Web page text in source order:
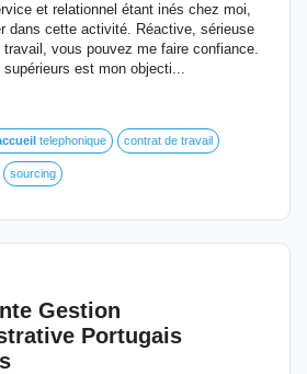
et relationnel étant inés chez moi,
dans cette activité. Réactive, sérieuse
vous pouvez me faire confiance.
est mon objecti...
telephonique contrat de travail
sourcing
Gestion
Portugais